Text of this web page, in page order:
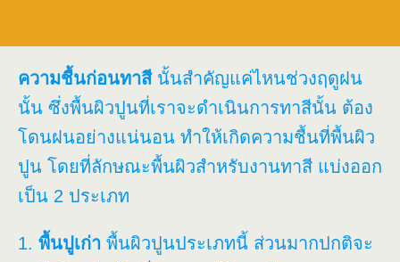
ความชื้นก่อนทาสี นั้นสำคัญแค่ไหนช่วงฤดูฝน
นั้น ซึ่งพื้นผิวปูนที่เราจะดำเนินการทาสีนั้น ต้อง
โดนฝนอย่างแน่นอน ทำให้เกิดความชื้นที่พื้นผิว
ปูน โดยที่ลักษณะพื้นผิวสำหรับงานทาสี แบ่งออก
เป็น 2 ประเภท
1. พื้นปูเก่า พื้นผิวปูนประเภทนี้ ส่วนมากปกติจะ